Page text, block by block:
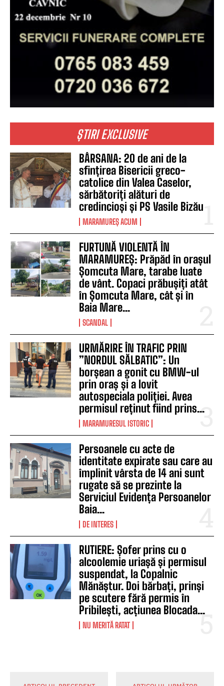
ȘTIRI EXCLUSIVE
BÂRSANA: 20 de ani de la
sfințirea Bisericii greco-
catolice din Valea Caselor,
sărbătoriți alături de
credincioși și PS Vasile Bizău
MARAMUREȘ ACUM
FURTUNĂ VIOLENTĂ ÎN
MARAMUREȘ: Prăpăd în orașul
Șomcuta Mare, tarabe luate
de vânt. Copaci prăbușiți atât
în Șomcuta Mare, cât și în
Baia Mare...
SCANDAL
URMĂRIRE ÎN TRAFIC PRIN
”NORDUL SĂLBATIC”: Un
borșean a gonit cu BMW-ul
prin oraș și a lovit
autospeciala poliției. Avea
permisul reținut fiind prins...
MARAMURESUL ISTORIC
Persoanele cu acte de
identitate expirate sau care au
împlinit vârsta de 14 ani sunt
rugate să se prezinte la
Serviciul Evidența Persoanelor
Baia...
DE INTERES
RUTIERE: Șofer prins cu o
alcoolemie uriașă și permisul
suspendat, la Copalnic
Mănăștur. Doi bărbați, prinși
pe scutere fără permis în
Pribilești, acțiunea Blocada...
NU MERITĂ RATAT